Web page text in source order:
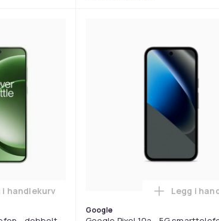
- dobbelt-SIM - RAM 8 GB / Internminne 256
Legg OnePlus 15R - 5G smarttelefon - dobbelt-
i handlekurv
Google
Legg i